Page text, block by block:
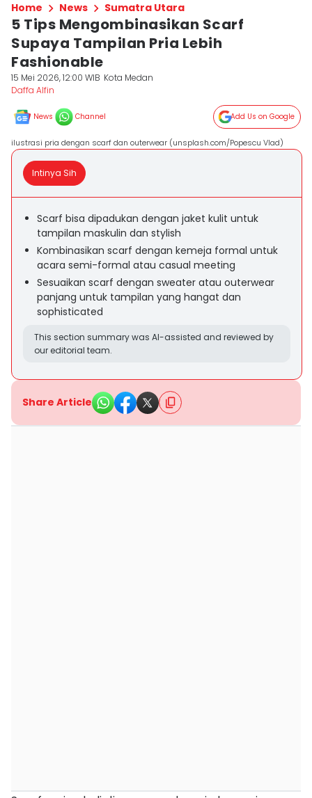
Home News Sumatra Utara
5 Tips Mengombinasikan Scarf
Supaya Tampilan Pria Lebih
Fashionable
15 Mei 2026, 12:00 WIB Kota Medan
Daffa Alfin
News Channel Add Us on Google
ilustrasi pria dengan scarf dan outerwear (unsplash.com/Popescu Vlad)
Intinya Sih
Scarf bisa dipadukan dengan jaket kulit untuk
tampilan maskulin dan stylish
Kombinasikan scarf dengan kemeja formal untuk
acara semi-formal atau casual meeting
Sesuaikan scarf dengan sweater atau outerwear
panjang untuk tampilan yang hangat dan
sophisticated
This section summary was AI-assisted and reviewed by
our editorial team.
Share Article